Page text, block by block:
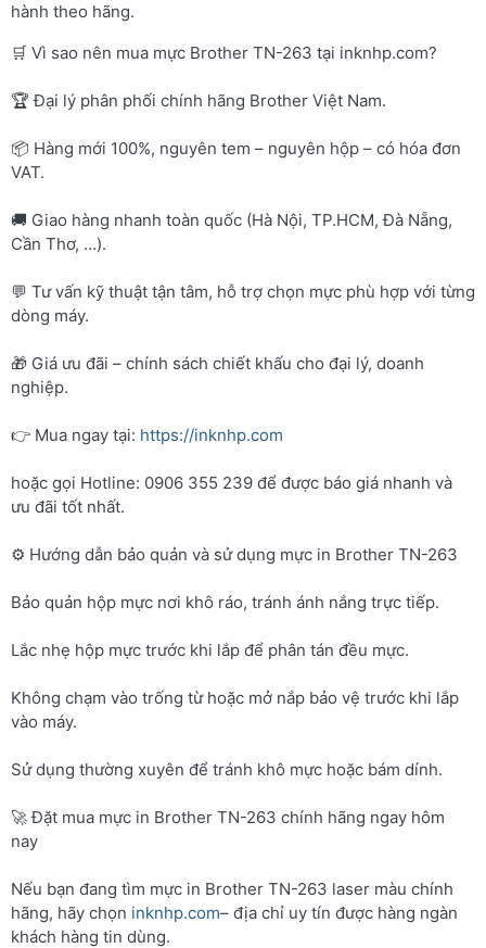
hành theo hãng.
🛒 Vì sao nên mua mực Brother TN-263 tại inknhp.com?
🏆 Đại lý phân phối chính hãng Brother Việt Nam.
📦 Hàng mới 100%, nguyên tem – nguyên hộp – có hóa đơn
VAT.
🚚 Giao hàng nhanh toàn quốc (Hà Nội, TP.HCM, Đà Nẵng,
Cần Thơ, …).
💬 Tư vấn kỹ thuật tận tâm, hỗ trợ chọn mực phù hợp với từng
dòng máy.
🎁 Giá ưu đãi – chính sách chiết khấu cho đại lý, doanh
nghiệp.
👉 Mua ngay tại: https://inknhp.com
hoặc gọi Hotline: 0906 355 239 để được báo giá nhanh và
ưu đãi tốt nhất.
⚙️ Hướng dẫn bảo quản và sử dụng mực in Brother TN-263
Bảo quản hộp mực nơi khô ráo, tránh ánh nắng trực tiếp.
Lắc nhẹ hộp mực trước khi lắp để phân tán đều mực.
Không chạm vào trống từ hoặc mở nắp bảo vệ trước khi lắp
vào máy.
Sử dụng thường xuyên để tránh khô mực hoặc bám dính.
🚀 Đặt mua mực in Brother TN-263 chính hãng ngay hôm
nay
Nếu bạn đang tìm mực in Brother TN-263 laser màu chính
hãng, hãy chọn inknhp.com– địa chỉ uy tín được hàng ngàn
khách hàng tin dùng.